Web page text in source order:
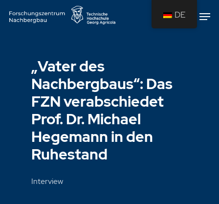
starten oder ESC um die Suche zu
schließen.
„Vater des
Nachbergbaus“: Das
FZN verabschiedet
Prof. Dr. Michael
Hegemann in den
Ruhestand
Interview
DE